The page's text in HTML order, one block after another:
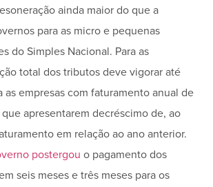
ainda maior do que a
para as micro e pequenas
do Simples Nacional. Para as
total dos tributos deve vigorar até
as empresas com faturamento anual de
que apresentarem decréscimo de, ao
em relação ao ano anterior.
postergou o pagamento dos
seis meses e três meses para os